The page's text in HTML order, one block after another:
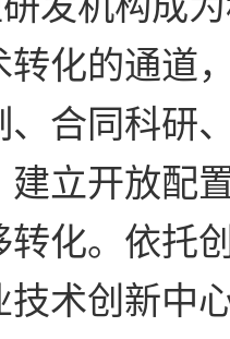
转化的通道
、合同科研
建立开放配
转化。依托
技术创新中